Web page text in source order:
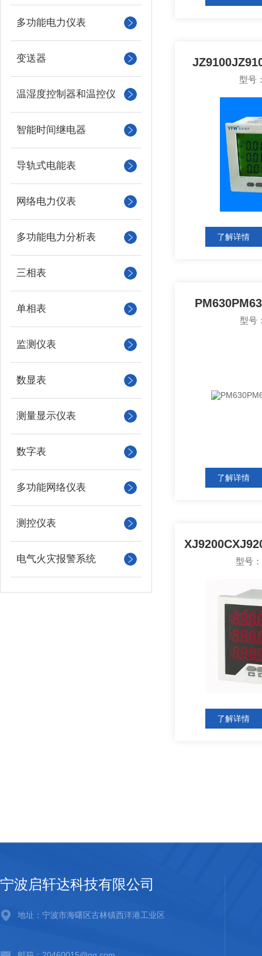
多功能电力仪表
变送器
温湿度控制器和温控仪
智能时间继电器
导轨式电能表
网络电力仪表
多功能电力分析表
三相表
单相表
监测仪表
数显表
测量显示仪表
数字表
多功能网络仪表
测控仪表
电气火灾报警系统
型号
了解详情
型号
了解详情
型号
了解详情
宁波启轩达科技有限公司
地址：宁波市海曙区古林镇西洋港工业区